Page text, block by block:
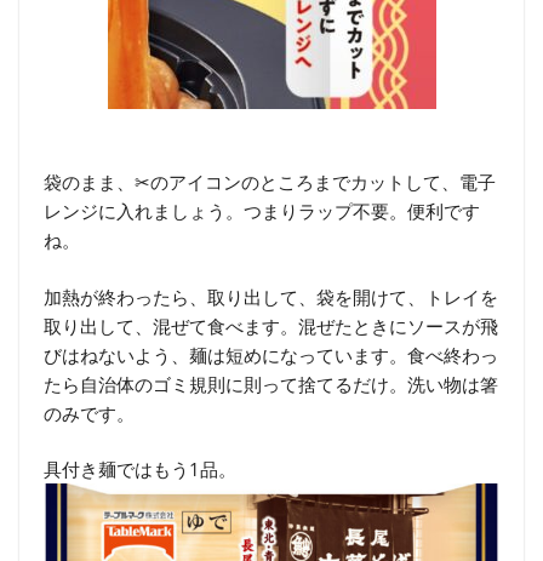
袋のまま、✂のアイコンのところまでカットして、電子
レンジに入れましょう。つまりラップ不要。便利です
ね。
加熱が終わったら、取り出して、袋を開けて、トレイを
取り出して、混ぜて食べます。混ぜたときにソースが飛
びはねないよう、麺は短めになっています。食べ終わっ
たら自治体のゴミ規則に則って捨てるだけ。洗い物は箸
のみです。
具付き麺ではもう1品。